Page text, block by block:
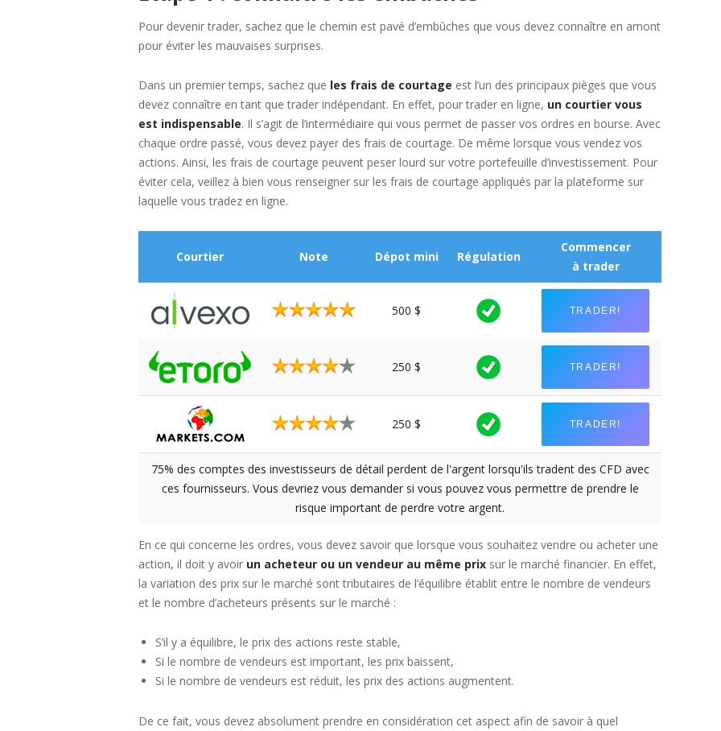
Pour devenir trader, sachez que le chemin est pavé d’embûches que vous devez connaître en amont
pour éviter les mauvaises surprises.
Dans un premier temps, sachez que les frais de courtage est l’un des principaux pièges que vous
devez connaître en tant que trader indépendant. En effet, pour trader en ligne, un courtier vous
est indispensable. Il s’agit de l’intermédiaire qui vous permet de passer vos ordres en bourse. Avec
chaque ordre passé, vous devez payer des frais de courtage. De même lorsque vous vendez vos
actions. Ainsi, les frais de courtage peuvent peser lourd sur votre portefeuille d’investissement. Pour
éviter cela, veillez à bien vous renseigner sur les frais de courtage appliqués par la plateforme sur
laquelle vous tradez en ligne.
Courtier Note Dépot mini Régulation
Commencer
à trader
500 $ TRADER!
250 $ TRADER!
250 $ TRADER!
75% des comptes des investisseurs de détail perdent de l'argent lorsqu'ils tradent des CFD avec
ces fournisseurs. Vous devriez vous demander si vous pouvez vous permettre de prendre le
risque important de perdre votre argent.
En ce qui concerne les ordres, vous devez savoir que lorsque vous souhaitez vendre ou acheter une
action, il doit y avoir un acheteur ou un vendeur au même prix sur le marché financier. En effet,
la variation des prix sur le marché sont tributaires de l’équilibre établit entre le nombre de vendeurs
et le nombre d’acheteurs présents sur le marché :
S’il y a équilibre, le prix des actions reste stable,
Si le nombre de vendeurs est important, les prix baissent,
Si le nombre de vendeurs est réduit, les prix des actions augmentent.
De ce fait, vous devez absolument prendre en considération cet aspect afin de savoir à quel